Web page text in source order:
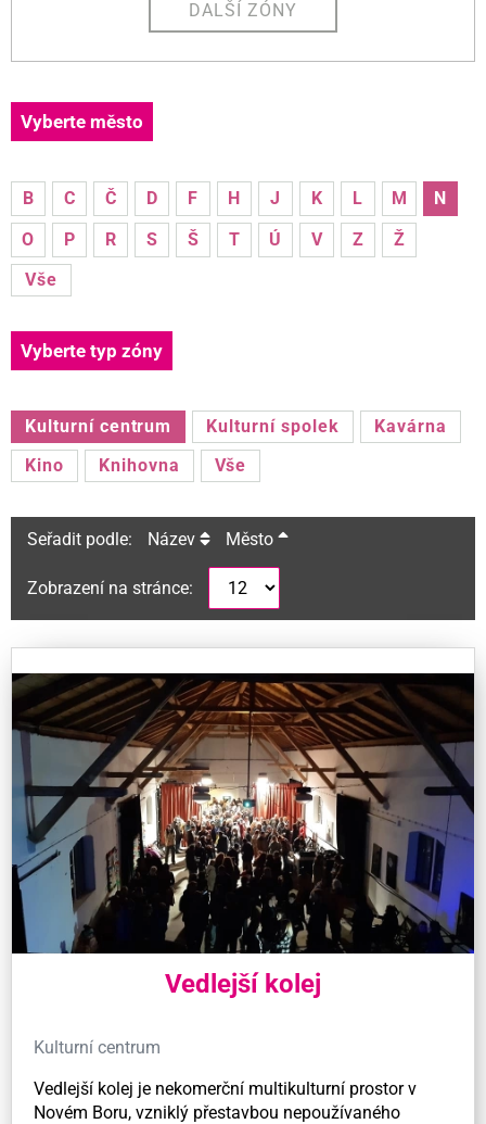
DALŠÍ ZÓNY
Vyberte město
B C Č D F H J K L M
N
O
P R S Š T Ú V Z
Ž
Vše
Vyberte typ zóny
Kulturní centrum Kulturní spolek
Kavárna
Kino
Knihovna Vše
Seřadit podle: Název Město
Zobrazení na stránce:
Vedlejší kolej
Kulturní centrum
Vedlejší kolej je nekomerční multikulturní prostor v
Novém Boru, vzniklý přestavbou nepoužívaného